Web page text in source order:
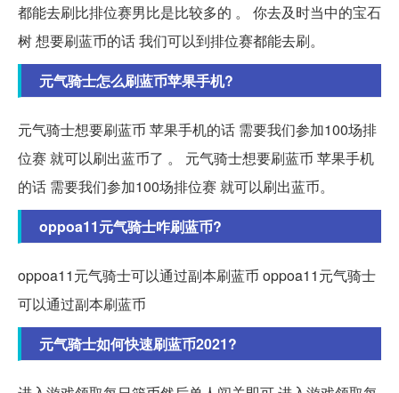
都能去刷比排位赛男比是比较多的 。 你去及时当中的宝石
树 想要刷蓝币的话 我们可以到排位赛都能去刷。
元气骑士怎么刷蓝币苹果手机?
元气骑士想要刷蓝币 苹果手机的话 需要我们参加100场排
位赛 就可以刷出蓝币了 。 元气骑士想要刷蓝币 苹果手机
的话 需要我们参加100场排位赛 就可以刷出蓝币。
oppoa11元气骑士咋刷蓝币?
oppoa11元气骑士可以通过副本刷蓝币 oppoa11元气骑士
可以通过副本刷蓝币
元气骑士如何快速刷蓝币2021?